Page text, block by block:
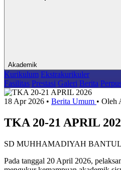
Akademik
Kurikulum Ekstrakurikuler
Fasilitas Prestasi Galeri Berita
18 Apr 2026 • Berita Umum • Oleh
TKA 20-21 APRIL
SD MUHHAMADIYAH
Pada tanggal 20 April 2026,